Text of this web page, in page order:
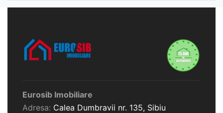
Eurosib Imobiliare
Adresa: Calea Dumbravii nr. 135, Sibiu